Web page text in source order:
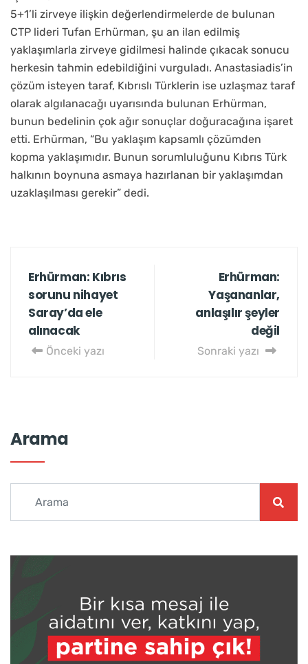
5+1’li zirveye ilişkin değerlendirmelerde de bulunan
CTP lideri Tufan Erhürman, şu an ilan edilmiş
yaklaşımlarla zirveye gidilmesi halinde çıkacak sonucu
herkesin tahmin edebildiğini vurguladı. Anastasiadis’in
çözüm isteyen taraf, Kıbrıslı Türklerin ise uzlaşmaz taraf
olarak algılanacağı uyarısında bulunan Erhürman,
bunun bedelinin çok ağır sonuçlar doğuracağına işaret
etti. Erhürman, “Bu yaklaşım kapsamlı çözümden
kopma yaklaşımıdır. Bunun sorumluluğunu Kıbrıs Türk
halkının boynuna asmaya hazırlanan bir yaklaşımdan
uzaklaşılması gerekir” dedi.
Erhürman: Kıbrıs
sorunu nihayet
Saray’da ele
alınacak
Önceki yazı
Erhürman:
Yaşananlar,
anlaşılır şeyler
değil
Sonraki yazı
Arama